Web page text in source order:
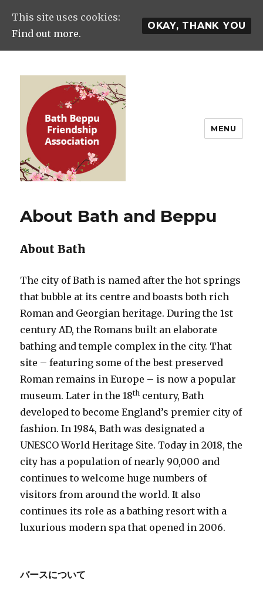
Association
MENU
About Bath and Beppu
About Bath
The city of Bath is named after the hot springs
that bubble at its centre and boasts both rich
Roman and Georgian heritage. During the 1st
century AD, the Romans built an elaborate
bathing and temple complex in the city. That
site – featuring some of the best preserved
Roman remains in Europe – is now a popular
museum. Later in the 18th century, Bath
developed to become England’s premier city of
fashion. In 1984, Bath was designated a
UNESCO World Heritage Site. Today in 2018, the
city has a population of nearly 90,000 and
continues to welcome huge numbers of
visitors from around the world. It also
continues its role as a bathing resort with a
luxurious modern spa that opened in 2006.
バースについて
This site uses cookies:
Find out more.
OKAY, THANK YOU